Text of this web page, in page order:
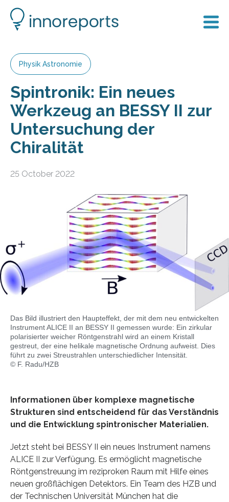
Physik Astronomie
Spintronik: Ein neues
Werkzeug an BESSY II zur
Untersuchung der
Chiralität
25 October 2022
Das Bild illustriert den Haupteffekt, der mit dem neu entwickelten
Instrument ALICE II an BESSY II gemessen wurde: Ein zirkular
polarisierter weicher Röntgenstrahl wird an einem Kristall
gestreut, der eine helikale magnetische Ordnung aufweist. Dies
führt zu zwei Streustrahlen unterschiedlicher Intensität.
© F. Radu/HZB
Informationen über komplexe magnetische
Strukturen sind entscheidend für das Verständnis
und die Entwicklung spintronischer Materialien.
Jetzt steht bei BESSY II ein neues Instrument namens
ALICE II zur Verfügung. Es ermöglicht magnetische
Röntgenstreuung im reziproken Raum mit Hilfe eines
neuen großflächigen Detektors. Ein Team des HZB und
der Technischen Universität München hat die